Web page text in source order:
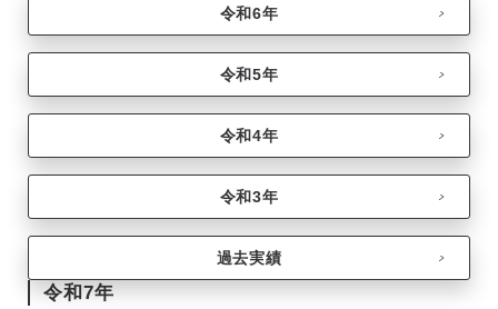
令和6年
令和5年
令和4年
令和3年
過去実績
令和7年